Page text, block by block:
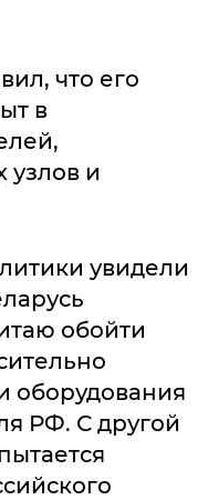
что его
в
узлов и
увидели
обойти
оборудования
РФ. С другой